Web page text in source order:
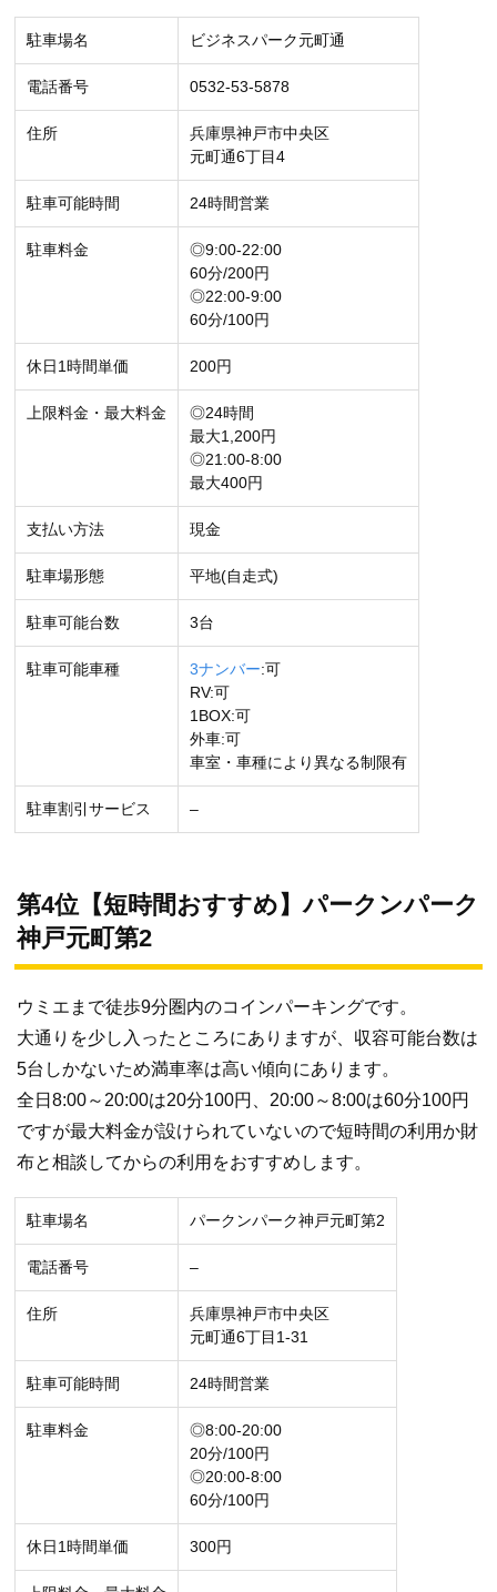
駐車場名 ビジネスパーク元町通
電話番号 0532-53-5878
住所
兵庫県神戸市中央区
元町通6丁目4
駐車可能時間 24時間営業
駐車料金
◎9:00-22:00
60分/200円
◎22:00-9:00
60分/100円
休日1時間単価 200円
上限料金・最大料金
◎24時間
最大1,200円
◎21:00-8:00
最大400円
支払い方法 現金
駐車場形態 平地(自走式)
駐車可能台数 3台
駐車可能車種 3ナンバー:可
RV:可
1BOX:可
外車:可
車室・車種により異なる制限有
駐車割引サービス –
第4位【短時間おすすめ】パークンパーク
神戸元町第2
ウミエまで徒歩9分圏内のコインパーキングです。
大通りを少し入ったところにありますが、収容可能台数は
5台しかないため満車率は高い傾向にあります。
全日8:00～20:00は20分100円、20:00～8:00は60分100円
ですが最大料金が設けられていないので短時間の利用か財
布と相談してからの利用をおすすめします。
駐車場名 パークンパーク神戸元町第2
電話番号 –
住所
兵庫県神戸市中央区
元町通6丁目1-31
駐車可能時間 24時間営業
駐車料金
◎8:00-20:00
20分/100円
◎20:00-8:00
60分/100円
休日1時間単価 300円